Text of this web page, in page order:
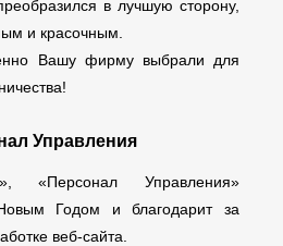
в лучшую сторону,
и красочным.
Вашу фирму выбрали для
Управления
«Персонал Управления»
Годом и благодарит за
веб-сайта.